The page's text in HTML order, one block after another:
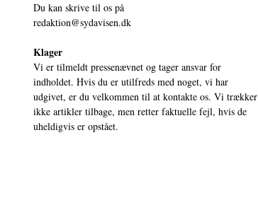
Du kan skrive til os på
redaktion@sydavisen.dk
Klager
Vi er tilmeldt pressenævnet og tager ansvar for
indholdet. Hvis du er utilfreds med noget, vi har
udgivet, er du velkommen til at kontakte os. Vi trækker
ikke artikler tilbage, men retter faktuelle fejl, hvis de
uheldigvis er opstået.